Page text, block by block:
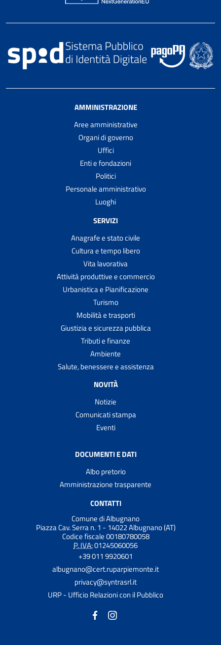
AMMINISTRAZIONE
Aree amministrative
Organi di governo
Uffici
Enti e fondazioni
Politici
Personale amministrativo
Luoghi
SERVIZI
Anagrafe e stato civile
Cultura e tempo libero
Vita lavorativa
Attività produttive e commercio
Urbanistica e Pianificazione
Turismo
Mobilità e trasporti
Giustizia e sicurezza pubblica
Tributi e finanze
Ambiente
Salute, benessere e assistenza
NOVITÀ
Notizie
Comunicati stampa
Eventi
DOCUMENTI E DATI
Albo pretorio
Amministrazione trasparente
CONTATTI
Comune di Albugnano
Piazza Cav. Serra n. 1 - 14022 Albugnano (AT)
Codice fiscale 00180780058
P. IVA:01245060056
+39 011 9920601
albugnano@cert.ruparpiemonte.it
privacy@syntrasrl.it
URP - Ufficio Relazioni con il Pubblico